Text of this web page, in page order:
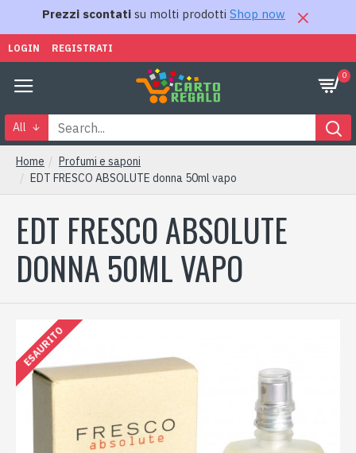
Prezzi scontati su molti prodotti Shop now
LOGIN REGISTRATI
0
All
Home
Profumi e saponi
EDT FRESCO ABSOLUTE donna 50ml vapo
EDT FRESCO ABSOLUTE
DONNA 50ML VAPO
ESAURITO